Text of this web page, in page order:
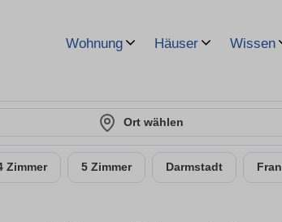
Wohnung Häuser Wissen
Ort wählen
Zimmer 5 Zimmer Darmstadt